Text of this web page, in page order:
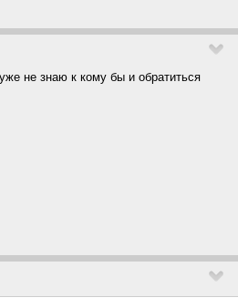
не знаю к кому бы и обратиться